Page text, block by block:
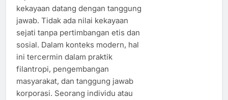
kekayaan datang dengan tanggung
jawab. Tidak ada nilai kekayaan
sejati tanpa pertimbangan etis dan
sosial. Dalam konteks modern, hal
ini tercermin dalam praktik
filantropi, pengembangan
masyarakat, dan tanggung jawab
korporasi. Seorang individu atau